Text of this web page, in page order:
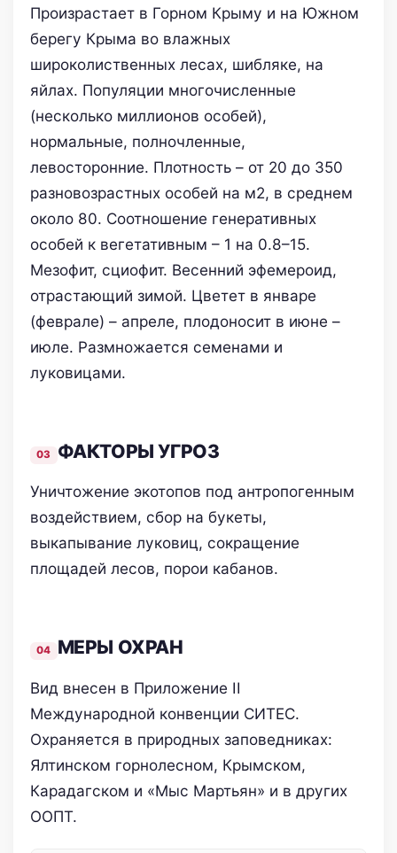
Произрастает в Горном Крыму и на Южном
берегу Крыма во влажных
широколиственных лесах, шибляке, на
яйлах. Популяции многочисленные
(несколько миллионов особей),
нормальные, полночленные,
левосторонние. Плотность – от 20 до 350
разновозрастных особей на м2, в среднем
около 80. Соотношение генеративных
особей к вегетативным – 1 на 0.8–15.
Мезофит, сциофит. Весенний эфемероид,
отрастающий зимой. Цветет в январе
(феврале) – апреле, плодоносит в июне –
июле. Размножается семенами и
луковицами.
ФАКТОРЫ УГРОЗ
Уничтожение экотопов под антропогенным
воздействием, сбор на букеты,
выкапывание луковиц, сокращение
площадей лесов, порои кабанов.
МЕРЫ ОХРАН
Вид внесен в Приложение II
Международной конвенции СИТЕС.
Охраняется в природных заповедниках:
Ялтинском горнолесном, Крымском,
Карадагском и «Мыс Мартьян» и в других
ООПТ.